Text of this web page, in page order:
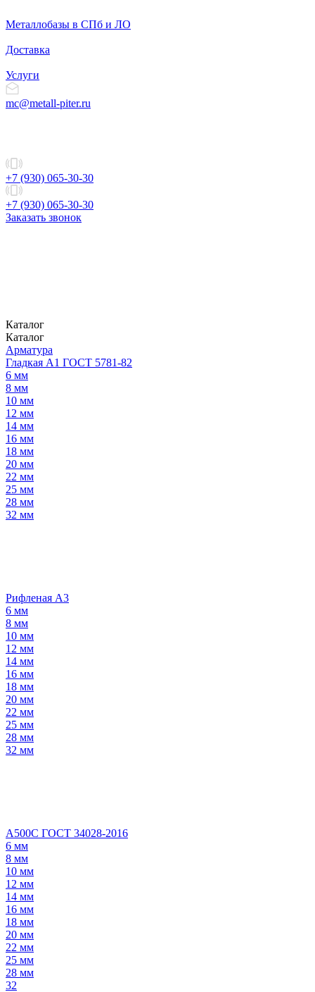
Металлобазы в СПб и ЛО
Доставка
Услуги
mc@metall-piter.ru
+7 (930) 065-30-30
+7 (930) 065-30-30
Заказать звонок
Каталог
Каталог
Арматура
Гладкая А1 ГОСТ 5781-82
6 мм
8 мм
10 мм
12 мм
14 мм
16 мм
18 мм
20 мм
22 мм
25 мм
28 мм
32 мм
Рифленая А3
6 мм
8 мм
10 мм
12 мм
14 мм
16 мм
18 мм
20 мм
22 мм
25 мм
28 мм
32 мм
А500С ГОСТ 34028-2016
6 мм
8 мм
10 мм
12 мм
14 мм
16 мм
18 мм
20 мм
22 мм
25 мм
28 мм
32